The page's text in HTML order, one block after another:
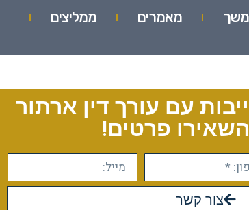
מאמרים
ממליצים
עם עורך דין ארתור
השאירו פרטים!
צור קשר